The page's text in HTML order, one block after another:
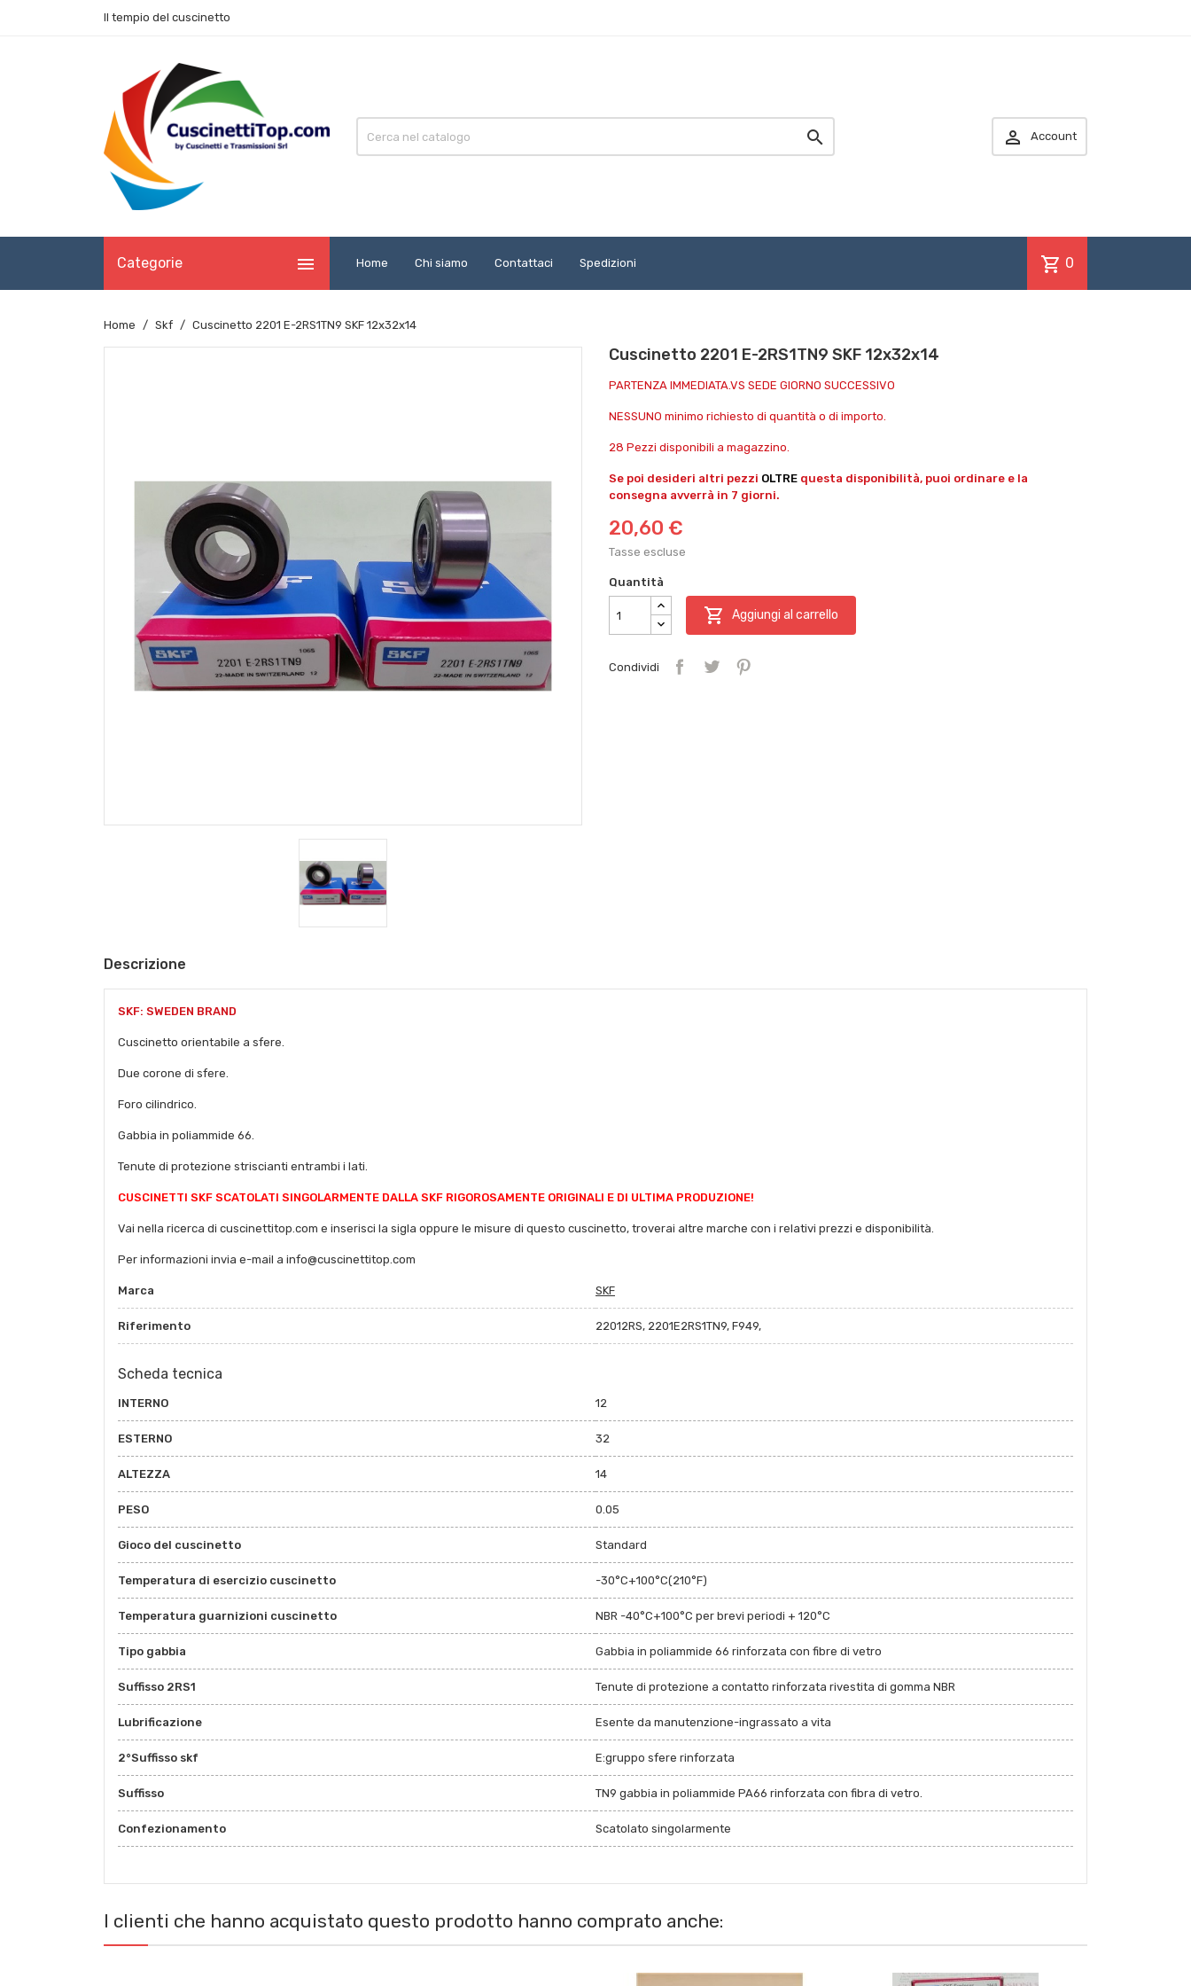
Il tempio del cuscinetto
  Account
Categorie  Home Chi siamo Contattaci Spedizioni shopping_cart 0
Home Skf Cuscinetto 2201 E-2RS1TN9 SKF 12x32x14
Cuscinetto 2201 E-2RS1TN9 SKF 12x32x14
PARTENZA IMMEDIATA.VS SEDE GIORNO SUCCESSIVO
NESSUNO minimo richiesto di quantità o di importo.
28 Pezzi disponibili a magazzino.
Se poi desideri altri pezzi OLTRE questa disponibilità, puoi ordinare e la
consegna avverrà in 7 giorni.
20,60 €
Tasse escluse
Quantità
 Aggiungi al carrello
Condividi
Descrizione
SKF: SWEDEN BRAND
Cuscinetto orientabile a sfere.
Due corone di sfere.
Foro cilindrico.
Gabbia in poliammide 66.
Tenute di protezione striscianti entrambi i lati.
CUSCINETTI SKF SCATOLATI SINGOLARMENTE DALLA SKF RIGOROSAMENTE ORIGINALI E DI ULTIMA PRODUZIONE!
Vai nella ricerca di cuscinettitop.com e inserisci la sigla oppure le misure di questo cuscinetto, troverai altre marche con i relativi prezzi e disponibilità.
Per informazioni invia e-mail a info@cuscinettitop.com
Marca SKF
Riferimento 22012RS, 2201E2RS1TN9, F949,
Scheda tecnica
INTERNO 12
ESTERNO 32
ALTEZZA 14
PESO 0.05
Gioco del cuscinetto Standard
Temperatura di esercizio cuscinetto -30°C+100°C(210°F)
Temperatura guarnizioni cuscinetto NBR -40°C+100°C per brevi periodi + 120°C
Tipo gabbia Gabbia in poliammide 66 rinforzata con fibre di vetro
Suffisso 2RS1 Tenute di protezione a contatto rinforzata rivestita di gomma NBR
Lubrificazione Esente da manutenzione-ingrassato a vita
2°Suffisso skf E:gruppo sfere rinforzata
Suffisso TN9 gabbia in poliammide PA66 rinforzata con fibra di vetro.
Confezionamento Scatolato singolarmente
I clienti che hanno acquistato questo prodotto hanno comprato anche: